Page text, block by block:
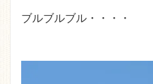
ブルブルブル・・・・